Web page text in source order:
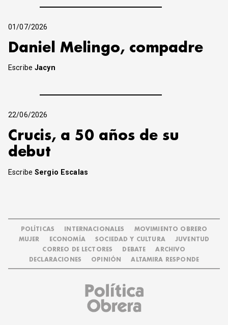
01/07/2026
Daniel Melingo, compadre
EscribeJacyn
22/06/2026
Crucis, a 50 años de su
debut
EscribeSergio Escalas
POLÍTICAS INTERNACIONALES
MOVIMIENTO OBRERO
MUJER
ECONOMÍA SOCIEDAD Y CULTURA
JUVENTUD
CORREO DE LECTORES
DEBATE
ARCHIVO
DECLARACIONES
OPINIÓN ALTAMIRA RESPONDE